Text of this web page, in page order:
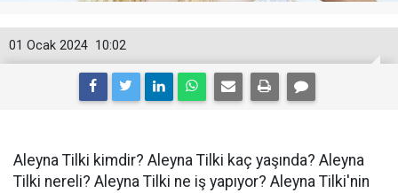
10:02
01 Ocak 2024
Aleyna Tilki kimdir? Aleyna Tilki kaç yaşında? Aleyna
Tilki nereli? Aleyna Tilki ne iş yapıyor? Aleyna Tilki'nin